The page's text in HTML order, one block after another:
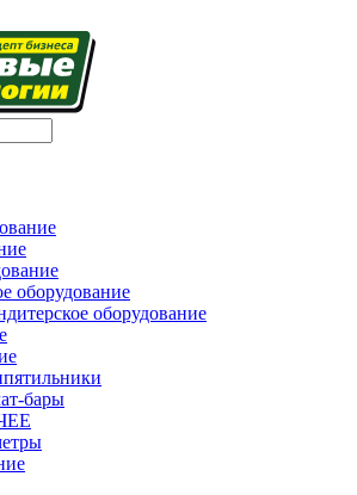
оборудование
оборудование
бары